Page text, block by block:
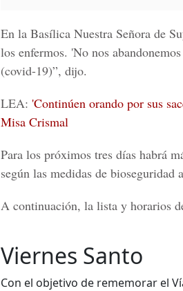
En la Basílica Nuestra Señora de
los enfermos. 'No nos
(covid-19)”, dijo.
LEA: 'Continúen orando por sus
Misa Crismal
Para los próximos tres días habrá
según las medidas de bioseguridad
A continuación, la lista y horarios
Viernes Santo
Con el objetivo de rememorar el